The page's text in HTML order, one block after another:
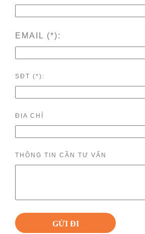
EMAIL (*):
SĐT (*):
ĐỊA CHỈ
THÔNG TIN CẦN TƯ VẤN